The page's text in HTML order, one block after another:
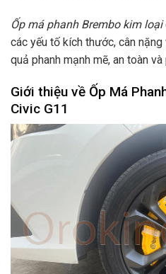
Ốp má phanh Brembo kim loại
các yếu tố kích thước, cân
quả phanh mạnh mẽ, an toàn
Giới thiệu về Ốp Má
Civic G11